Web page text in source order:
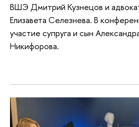
ВШЭ Дмитрий Кузнецов и
Елизавета Селезнева. В
участие супруга и сын
Никифорова.